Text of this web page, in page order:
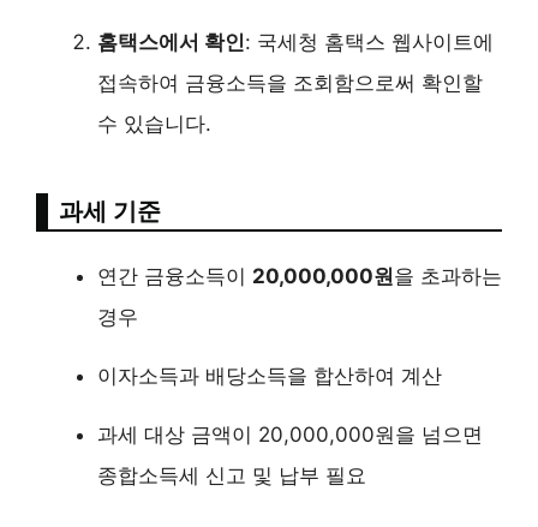
홈택스에서 확인: 국세청 홈택스 웹사이트에
접속하여 금융소득을 조회함으로써 확인할
수 있습니다.
과세 기준
연간 금융소득이 20,000,000원을 초과하는
경우
이자소득과 배당소득을 합산하여 계산
과세 대상 금액이 20,000,000원을 넘으면
종합소득세 신고 및 납부 필요